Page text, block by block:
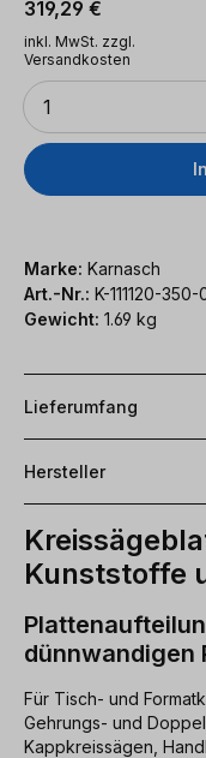
Regulärer Preis:
319,29 €
inkl. MwSt. zzgl.
Versandkosten
Anzahl
1
Marke: Karnasch
Art.-Nr.: K-111120-350-
Gewicht: 1.69 kg
Lieferumfang
Hersteller
Kunststoffe
dünnwandigen
Für Tisch- und
Gehrungs- und
Kappkreissägen,